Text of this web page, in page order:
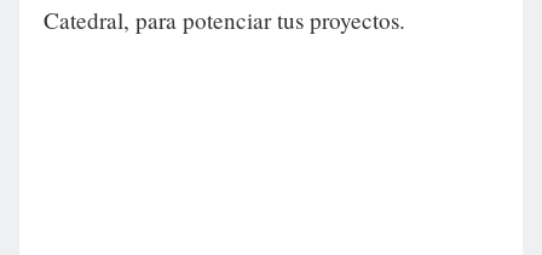
Catedral, para potenciar tus proyectos.